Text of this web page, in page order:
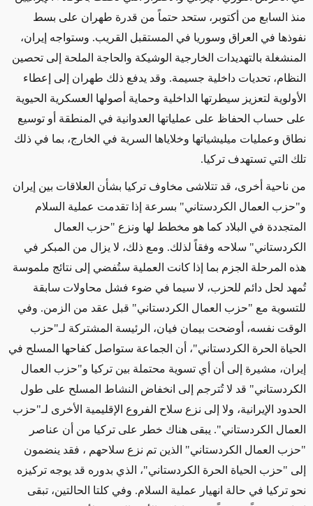
منذ السابع من أكتوبر، ستحد حتماً من قدرة طهران على بسط
نفوذها في العراق وسوريا في المستقبل القريب. وستواجه إيران،
المنشغلة بالتهديدات الخارجية الوشيكة والحاجة الملحة إلى تحصين
النظام، تحديات داخلية جسيمة. وقد يدفع ذلك طهران إلى إعطاء
الأولوية لتعزيز سيطرتها الداخلية وحماية أصولها العسكرية الحيوية
على حساب الحفاظ على عملياتها العدوانية في المنطقة أو توسيع
نطاق وعمليات ميليشياتها وخلاياها السرية في الخارج، بما في ذلك
تلك التي تستهدف تركيا.
من ناحية أخرى، قد تتلاشى مخاوف تركيا بشأن العلاقات بين إيران
و"حزب العمال الكردستاني" بسرعة إذا تقدمت عملية السلام
المتجددة في البلاد كما هو مخطط لها ونزع "حزب العمال
الكردستاني" سلاحه وفقاً لذلك. ومع ذلك، لا يزال من المبكر في
هذه المرحلة الجزم بما إذا كانت العملية ستُفضي إلى نتائج ملموسة
تُمهد لحل دائم للحزب، لا سيما في ضوء فشل محاولات سابقة
للتسوية مع "حزب العمال الكردستاني" قبل عقد من الزمن. وفي
الوقت نفسه، أوضحت بيمان فيان، الرئيسة المشتركة لـ"حزب
الحياة الحرة الكردستاني"، أن الجماعة ستواصل كفاحها المسلح في
إيران، مشيرة إلى أن أي تسوية محتملة بين تركيا و"حزب العمال
الكردستاني" قد لا تُترجم إلى انخفاض النشاط المسلح على طول
الحدود الإيرانية، ولا إلى نزع سلاح الفروع الإقليمية الأخرى لـ"حزب
العمال الكردستاني". يبقى هناك خطر على تركيا من أن عناصر
"حزب العمال الكردستاني" الذين تم نزع سلاحهم ، فقد ينضمون
إلى "حزب الحياة الحرة الكردستاني"، الذي بدوره قد يوجه تركيزه
نحو تركيا في حالة انهيار عملية السلام. وفي كلتا الحالتين، تبقى